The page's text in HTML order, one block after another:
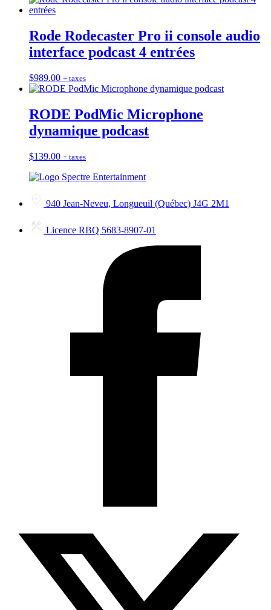
Rode Rodecaster Pro ii console audio
interface podcast 4 entrées
$989.00 + taxes
RODE PodMic Microphone
dynamique podcast
$139.00 + taxes
940 Jean-Neveu, Longueuil (Québec) J4G 2M1
Licence RBQ 5683-8907-01